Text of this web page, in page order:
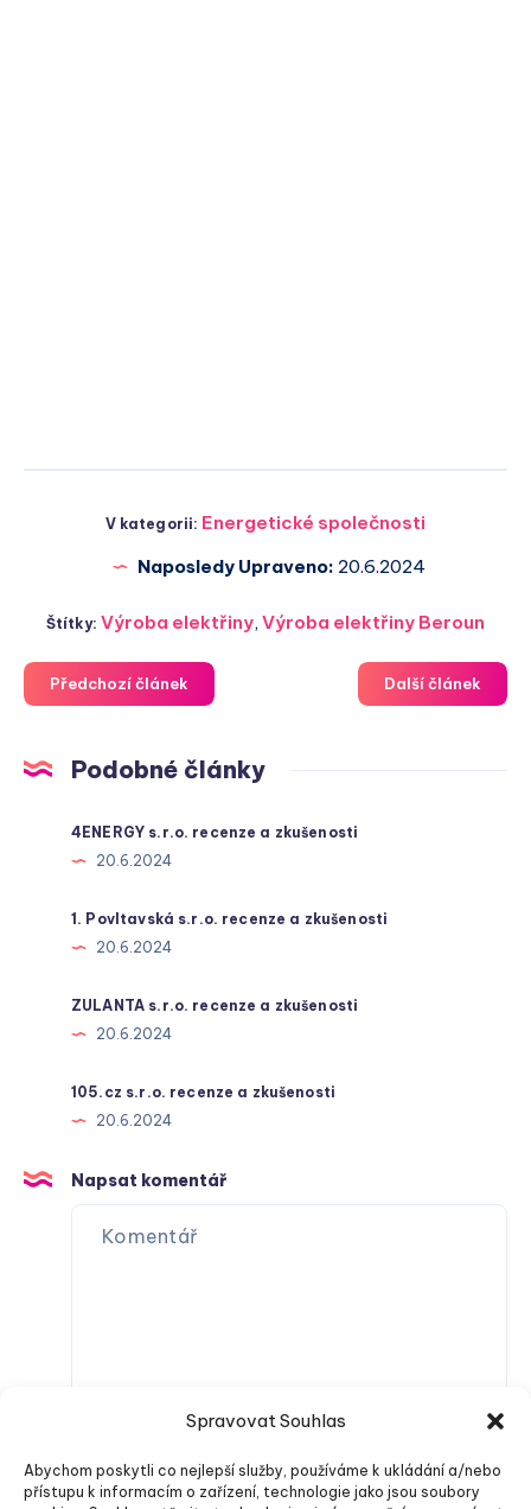
Spravovat Souhlas
Abychom poskytli co nejlepší služby, používáme k ukládání a/nebo
přístupu k informacím o zařízení, technologie jako jsou soubory
V kategorii: Energetické společnosti
Naposledy Upraveno: 20.6.2024
Štítky:Výroba elektřiny,Výroba elektřiny Beroun
Předchozí článek Další článek
Podobné články
4ENERGY s.r.o. recenze a zkušenosti
20.6.2024
1. Povltavská s.r.o. recenze a zkušenosti
20.6.2024
ZULANTA s.r.o. recenze a zkušenosti
20.6.2024
105.cz s.r.o. recenze a zkušenosti
20.6.2024
Napsat komentář